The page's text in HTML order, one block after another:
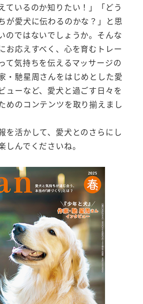
ているのか知りたい！」「どう
が愛犬に伝わるのかな？」と思
のではないでしょうか。そんな
お応えすべく、心を育むトレー
て気持ちを伝えるマッサージの
・馳星周さんをはじめとした愛
ューなど、愛犬と過ごす日々を
めのコンテンツを取り揃えまし
を活かして、愛犬とのさらにし
しんでくださいね。